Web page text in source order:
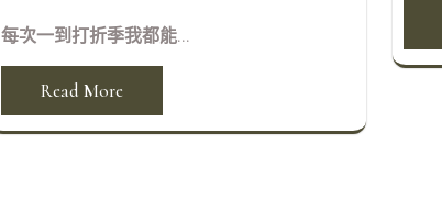
每次一到打折季我都能...
Read More